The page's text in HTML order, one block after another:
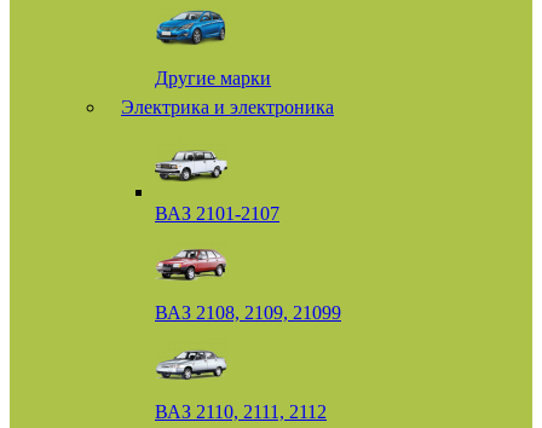
Другие марки
Электрика и электроника
ВАЗ 2101-2107
ВАЗ 2108, 2109, 21099
ВАЗ 2110, 2111, 2112